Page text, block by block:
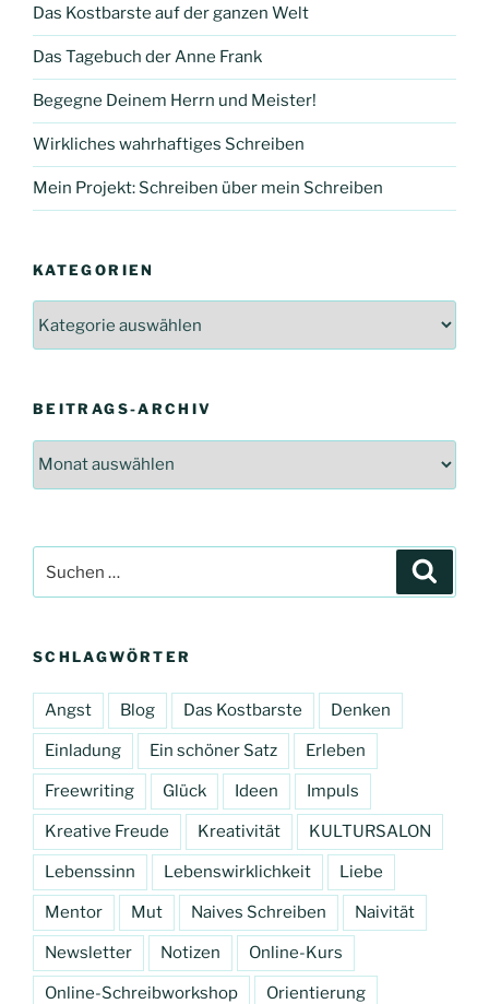
Das Kostbarste auf der ganzen Welt
Das Tagebuch der Anne Frank
Begegne Deinem Herrn und Meister!
Wirkliches wahrhaftiges Schreiben
Mein Projekt: Schreiben über mein Schreiben
KATEGORIEN
BEITRAGS-ARCHIV
Beitrags-
nach:
SCHLAGWÖRTER
Angst Blog Das Kostbarste Denken
Einladung Ein schöner Satz Erleben
Freewriting Glück Ideen Impuls
Kreative Freude Kreativität KULTURSALON
Lebenssinn Lebenswirklichkeit Liebe
Mentor Mut Naives Schreiben Naivität
Newsletter Notizen Online-Kurs
Online-Schreibworkshop Orientierung